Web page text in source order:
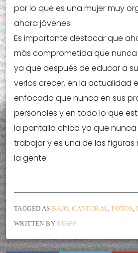
por lo que es una mujer muy
ahora jóvenes.
Es importante destacar que
más comprometida que
ya que después de educar a
verlos crecer, en la actualidad
enfocada que nunca en sus
personales y en todo lo que
la pantalla chica ya que
trabajar y es una de las figuras
la gente.
TAGGED AS BAJO ,CANTORAL ,FOTOS
WRITTEN BY STAFF